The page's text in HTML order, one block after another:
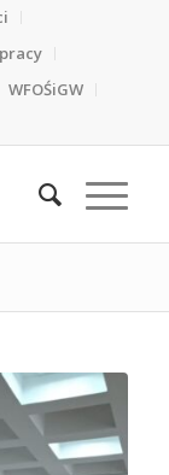
WFOŚiGW